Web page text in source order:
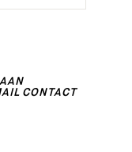
CONTACT